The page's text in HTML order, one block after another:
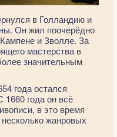
в Голландию и
Он жил поочерёдно
и Зволле. За
мастерства в
значительным
года остался
1660 года он всё
в это время
жанровых